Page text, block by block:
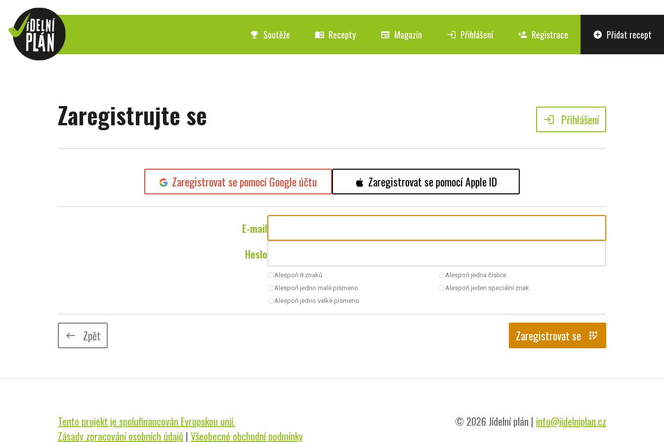
emoji_events Soutěže menu_book Recepty newspaper Magazín login Přihlášení person_add Registrace add_circle Přidat recept
Zaregistrujte se login Přihlášení
Zaregistrovat se pomocí Google účtu Zaregistrovat se pomocí Apple ID
E-mail
Heslo
radio_button_uncheckedAlespoň 8 znaků
radio_button_uncheckedAlespoň jedno malé písmeno
radio_button_uncheckedAlespoň jedno velké písmeno
radio_button_uncheckedAlespoň jedna číslice
radio_button_uncheckedAlespoň jeden speciální znak
keyboard_backspace Zpět Zaregistrovat se app_registration
Tento projekt je spolufinancován Evropskou unií.
Zásady zpracování osobních údajů | Všeobecné obchodní podmínky
© 2026 Jídelní plán | info@jidelniplan.cz